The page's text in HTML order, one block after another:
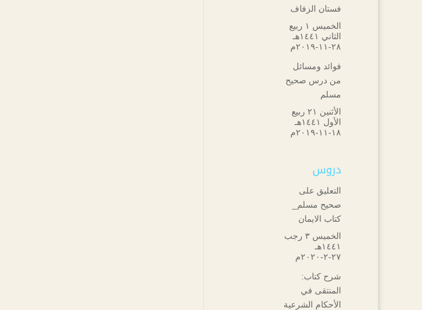
فستان الزفاف
الخميس ۱ ربيع
الثاني ۱٤٤۱هـ
۲۸-۱۱-۲۰۱۹م
فوائد ومسائل
من درس صحيح
مسلم
الأثنين ۲۱ ربيع
الأول ۱٤٤۱هـ
۱۸-۱۱-۲۰۱۹م
دروس
التعليق على
صحيح مسلم_
كتاب الايمان
الخميس ۳ رجب
۱٤٤۱هـ
۲۷-۲-۲۰۲۰م
شرح كتاب:
المنتقى في
الأحكام الشرعية